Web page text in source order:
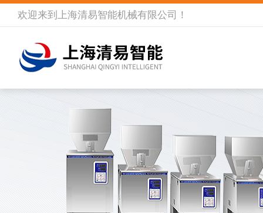
欢迎来到 上海清易智能机械有限公司 ！